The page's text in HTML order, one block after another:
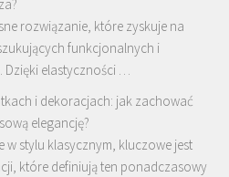
rozwiązanie, które zyskuje na
funkcjonalnych i
elastyczności …
i dekoracjach: jak zachować
elegancję?
stylu klasycznym, kluczowe jest
które definiują ten ponadczasowy